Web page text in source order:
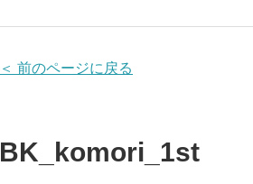
＜ 前のページに戻る
BK_komori_1st